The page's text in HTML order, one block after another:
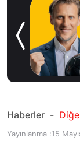
Haberler -
Yayınlanma :15